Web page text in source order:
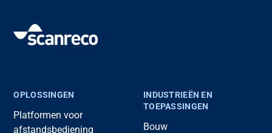
OPLOSSINGEN
Platformen voor
afstandsbediening
INDUSTRIEËN EN
TOEPASSINGEN
Bouw